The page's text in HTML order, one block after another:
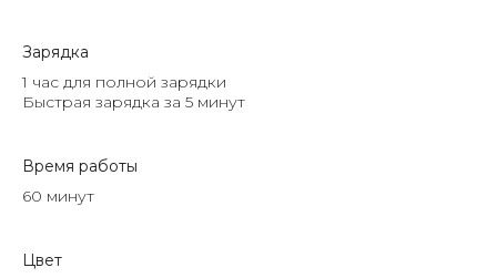
Зарядка
1 час для полной зарядки
Быстрая зарядка за 5 минут
Время работы
60 минут
Цвет